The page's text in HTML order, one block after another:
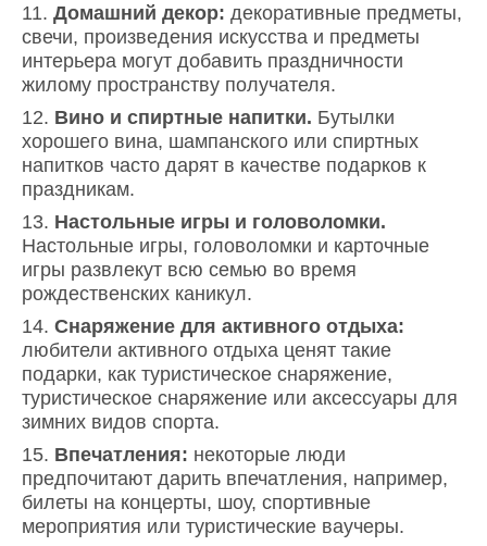
Домашний декор: декоративные предметы,
свечи, произведения искусства и предметы
интерьера могут добавить праздничности
жилому пространству получателя.
Вино и спиртные напитки. Бутылки
хорошего вина, шампанского или спиртных
напитков часто дарят в качестве подарков к
праздникам.
Настольные игры и головоломки.
Настольные игры, головоломки и карточные
игры развлекут всю семью во время
рождественских каникул.
Снаряжение для активного отдыха:
любители активного отдыха ценят такие
подарки, как туристическое снаряжение,
туристическое снаряжение или аксессуары для
зимних видов спорта.
Впечатления: некоторые люди
предпочитают дарить впечатления, например,
билеты на концерты, шоу, спортивные
мероприятия или туристические ваучеры.